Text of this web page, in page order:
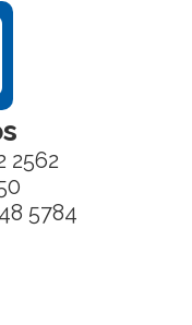
2562
5784